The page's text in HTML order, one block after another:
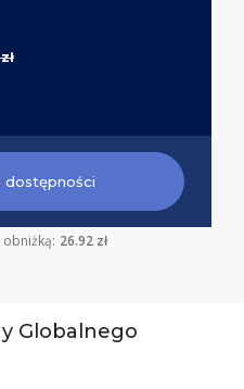
dostępności
26.92 zł
Globalnego